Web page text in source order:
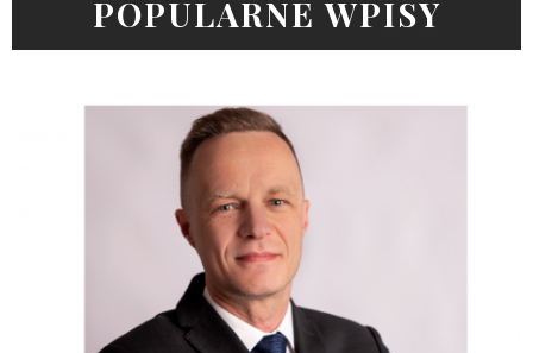
POPULARNE WPISY